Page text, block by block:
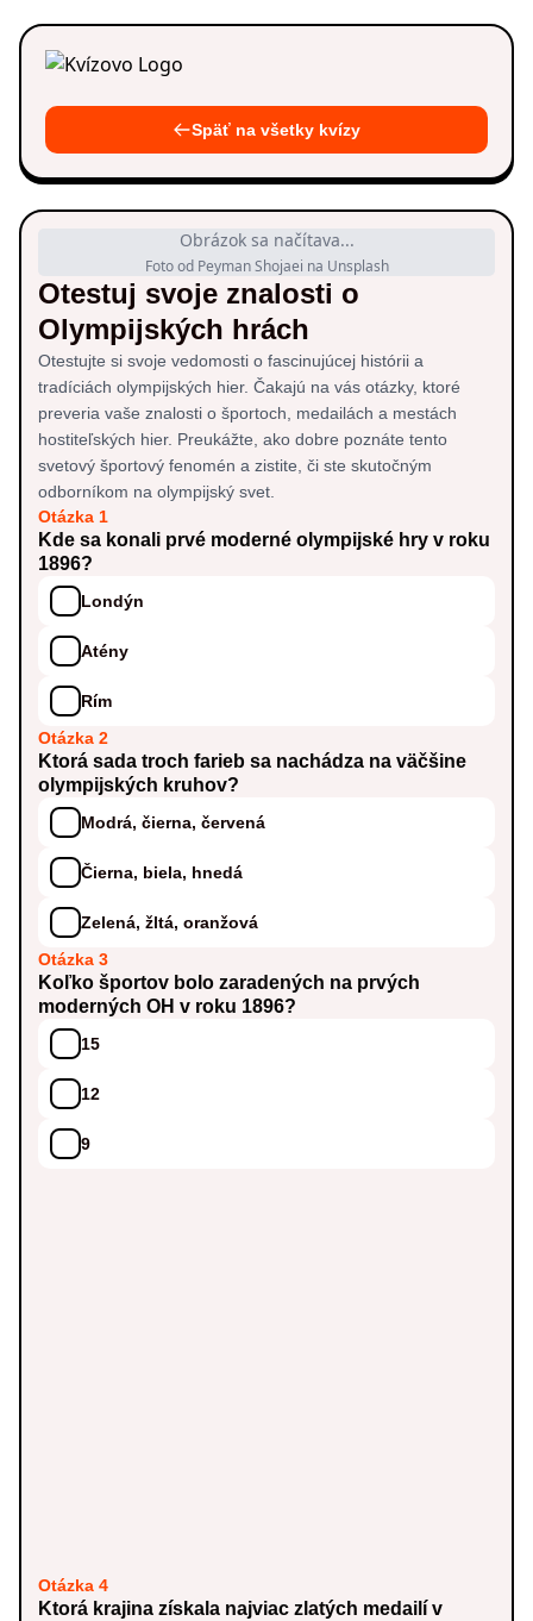
Späť na všetky kvízy
Obrázok sa načítava...
Foto od Peyman Shojaei na Unsplash
Otestuj svoje znalosti o
Olympijských hrách
Otestujte si svoje vedomosti o fascinujúcej histórii a
tradíciách olympijských hier. Čakajú na vás otázky, ktoré
preveria vaše znalosti o športoch, medailách a mestách
hostiteľských hier. Preukážte, ako dobre poznáte tento
svetový športový fenomén a zistite, či ste skutočným
odborníkom na olympijský svet.
Otázka 1
Kde sa konali prvé moderné olympijské hry v roku
1896?
Londýn
Atény
Rím
Otázka 2
Ktorá sada troch farieb sa nachádza na väčšine
olympijských kruhov?
Modrá, čierna, červená
Čierna, biela, hnedá
Zelená, žltá, oranžová
Otázka 3
Koľko športov bolo zaradených na prvých
moderných OH v roku 1896?
15
12
9
Otázka 4
Ktorá krajina získala najviac zlatých medailí v